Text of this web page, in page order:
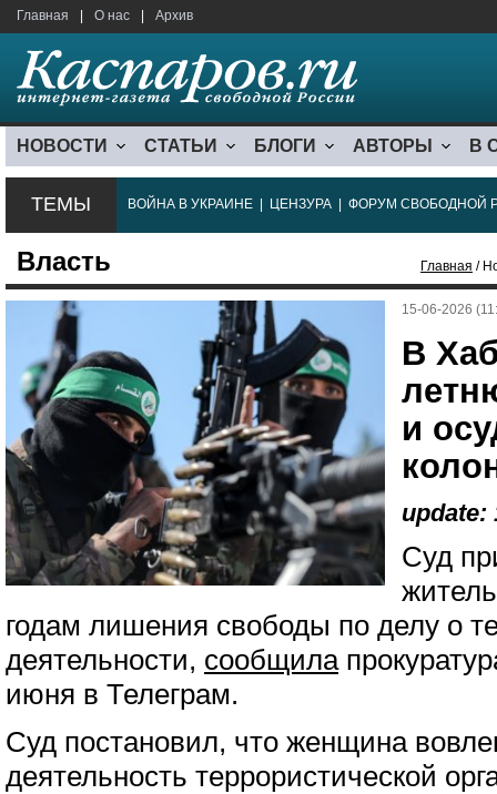
Главная О нас Архив
НОВОСТИ СТАТЬИ БЛОГИ АВТОРЫ В
ТЕМЫ ВОЙНА В УКРАИНЕ ЦЕНЗУРА ФОРУМ СВОБОДНОЙ
Власть Главная /
15-06-2026
В
и
update:
Суд
годам лишения свободы по делу о
деятельности, сообщила
июня в Телеграм.
Суд постановил, что женщина
деятельность террористической